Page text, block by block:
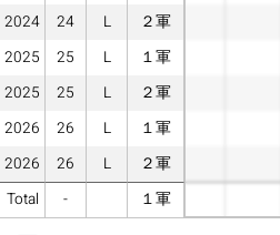
2024
24 L
２軍
2025
25 L
１軍
2025
25 L
２軍
2026
26 L
１軍
2026
26 L
２軍
Total
- １軍